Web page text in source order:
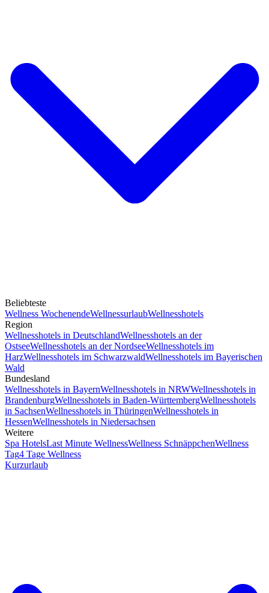
Beliebteste
Wellness WochenendeWellnessurlaubWellnesshotels
Region
Wellnesshotels in DeutschlandWellnesshotels an der
OstseeWellnesshotels an der NordseeWellnesshotels im
HarzWellnesshotels im SchwarzwaldWellnesshotels im Bayerischen
Wald
Bundesland
Wellnesshotels in BayernWellnesshotels in NRWWellnesshotels in
BrandenburgWellnesshotels in Baden-WürttembergWellnesshotels
in SachsenWellnesshotels in ThüringenWellnesshotels in
HessenWellnesshotels in Niedersachsen
Weitere
Spa HotelsLast Minute WellnessWellness SchnäppchenWellness
Tag4 Tage Wellness
Kurzurlaub